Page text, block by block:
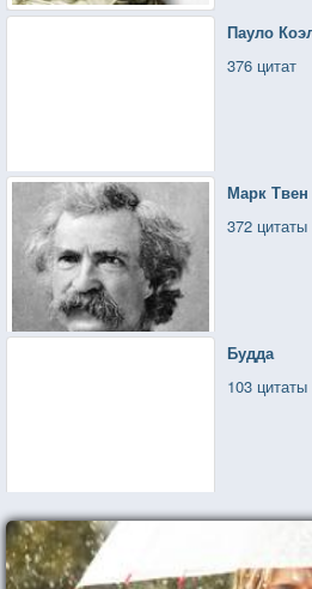
Пауло
376 цитат
Марк Твен
372 цитаты
Будда
103 цитаты